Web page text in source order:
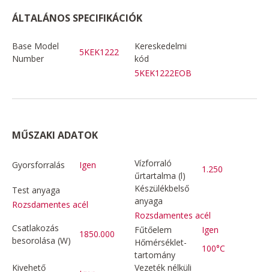
ÁLTALÁNOS SPECIFIKÁCIÓK
Base Model
Number
5KEK1222
Kereskedelmi
kód
5KEK1222EOB
MŰSZAKI ADATOK
Gyorsforralás Igen
Vízforraló
űrtartalma (l)
1.250
Test anyaga
Rozsdamentes acél
Készülékbelső
anyaga
Rozsdamentes acél
Csatlakozás
besorolása (W)
1850.000 Fűtőelem
Igen
Hőmérséklet-
tartomány
100°C
Kivehető
Vezeték nélküli